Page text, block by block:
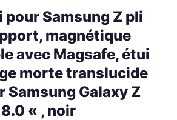
pour Samsung Z pli
magnétique
avec Magsafe, étui
morte translucide
Samsung Galaxy Z
« , noir